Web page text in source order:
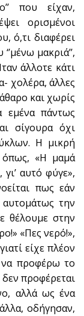
που είχαν,
ορισμένοι
ό,τι διαφέρει
μακριά’’,
άλλοτε κάτι
χολέρα, άλλες
και χωρίς
εμένα πάντως
σίγουρα όχι
Η μικρή
όπως, «Η μαμά
αυτό φύγε»,
πως εάν
αυτομάτως την
θέλουμε στην
«Πες νερό!»,
είχε πλέον
να προφέρω το
προφέρεται
αλλά ως ένα
οδήγησαν,